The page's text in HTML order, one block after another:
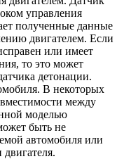
управления
полученные данные
двигателем. Если
или имеет
то это может
детонации.
В некоторых
между
моделью
быть не
автомобиля или